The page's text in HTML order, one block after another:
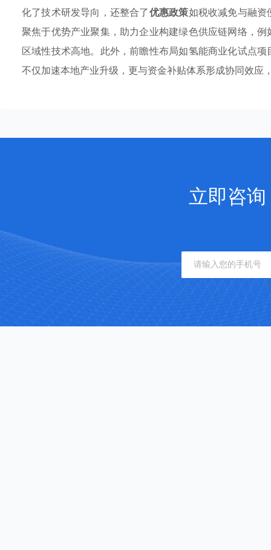
化了技术研发导向，还整合了优惠政策如税收减免与融
聚焦于优势产业聚集，助力企业构建绿色供应链网络，
区域性技术高地。此外，前瞻性布局如氢能商业化试点
不仅加速本地产业升级，更与资金补贴体系形成协同效应
立即咨